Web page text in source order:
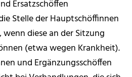
Ersatzschöffen
Stelle der Hauptschöffinnen
diese an der Sitzung
(etwa wegen Krankheit).
und Ergänzungsschöffen